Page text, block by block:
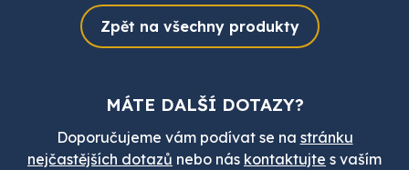
Zpět na všechny produkty
MÁTE DALŠÍ DOTAZY?
Doporučujeme vám podívat se na stránku
nejčastějších dotazů nebo nás kontaktujte s vaším